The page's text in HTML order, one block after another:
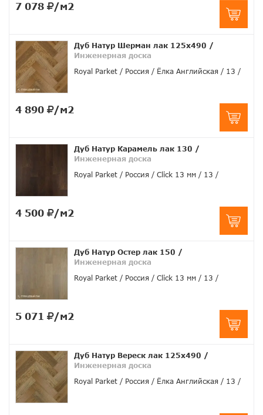
7 078 /м2
Дуб Натур Шерман лак 125х490 /
Инженерная доска
Royal Parket
Россия Ёлка Английская 13
4 890 /м2
Дуб Натур Карамель лак 130 /
Инженерная доска
Royal Parket
Россия Click 13 мм 13
4 500 /м2
Дуб Натур Остер лак 150 /
Инженерная доска
Royal Parket
Россия Click 13 мм 13
5 071 /м2
Дуб Натур Вереск лак 125х490 /
Инженерная доска
Royal Parket
Россия Ёлка Английская 13